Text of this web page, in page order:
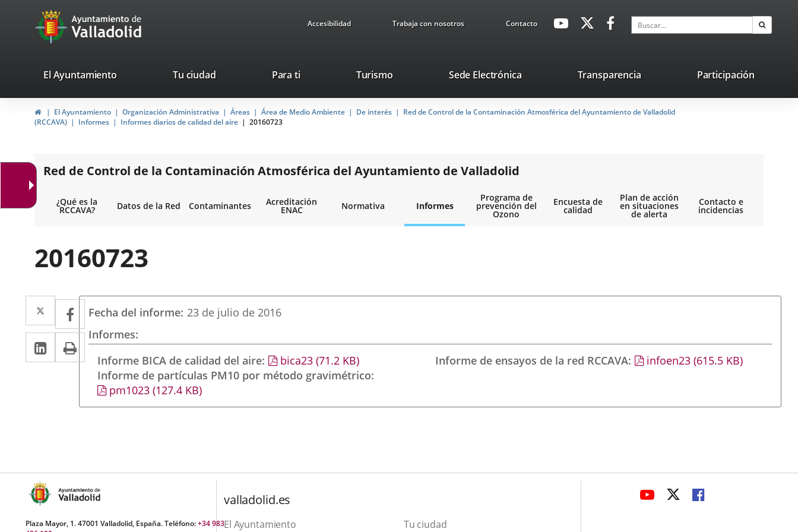
Portal
Web
Ayuntamiento
de
Valladolid
Accesibilidad Trabaja con nosotros ContactoavaHeaderSocial
Enlace
externa.
Enlace
aplicación
externa.
Enlace
aplicación
externa.
Buscar
valladolid.es
El Ayuntamiento Tu ciudad Para ti TurismoEste
se
abrirá
nueva.
Sede ElectrónicaEnlace
una
aplicación
Transparencia Participación
InicioEl Ayuntamiento Organización Administrativa Áreas Área de Medio Ambiente De interés
Red de Control de la Contaminación Atmosférica del Ayuntamiento de Valladolid
(RCCAVA)
Informes Informes diarios de calidad del aire 20160723
Red de Control de la Contaminación Atmosférica del Ayuntamiento de Valladolid
¿Qué es la
RCCAVA? Datos de la Red Contaminantes Acreditación
ENAC Normativa Informes
Programa de
prevención del
Ozono
Encuesta de
calidad
Plan de acción
en situaciones
de alerta
Contacto e
incidencias
20160723
Twitter
Enlace
a
una
aplicación
externa.
Facebook
Enlace
a
una
aplicación
externa.
LinkedIn
Enlace
a
aplicación
Imprimir
Fecha del informe 23 de julio de 2016
Informes
Informe BICA de calidad del aire
bica23(71.2 KB)
Informe de partículas PM10 por método gravimétrico
pm1023(127.4 KB)
Informe de ensayos de la red RCCAVA infoen23 (615.5 KB)
Plaza Mayor, 1. 47001 Valladolid, España. Teléfono:+34 983
valladolid.es
El Ayuntamiento Tu ciudad
ENLACEENLACEENLACE